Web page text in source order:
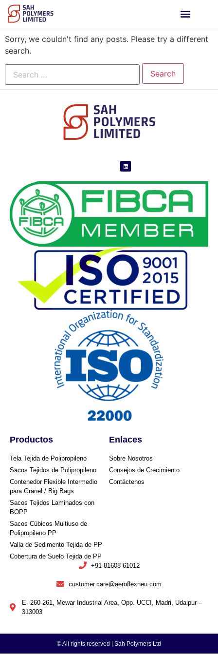
Sorry, we couldn't find any posts. Please try a different
search.
Productos
Tela Tejida de Polipropileno
Sacos Tejidos de Polipropileno
Contenedor Flexible Intermedio
para Granel / Big Bags
Sacos Tejidos Laminados con
BOPP
Sacos Cúbicos Multiuso de
Polipropileno PP
Valla de Sedimento Tejida de PP
Cobertura de Suelo Tejida de PP
Enlaces
Sobre Nosotros
Consejos de Crecimiento
Contáctenos
+91 81608 61012
customer.care@aeroflexneu.com
E- 260-261, Mewar Industrial Area, Opp. UCCI, Madri, Udaipur –
313003
© All rights reserved | Sah Polymers Ltd